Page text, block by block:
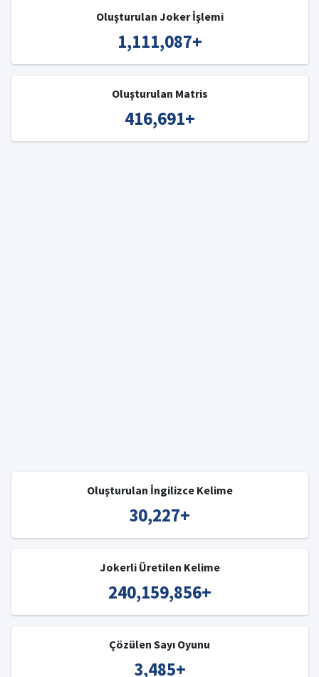
Oluşturulan Joker İşlemi
1,111,087+
Oluşturulan Matris
416,691+
Oluşturulan İngilizce Kelime
30,227+
Jokerli Üretilen Kelime
240,159,856+
Çözülen Sayı Oyunu
3,485+